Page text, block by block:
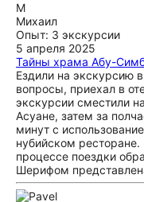
М
Михаил
Опыт: 3 экскурсии
5 апреля 2025
Тайны храма Абу-
Ездили на экскурсию
вопросы, приехал в
экскурсии сместили
Асуане, затем за
минут с
нубийском
процессе поездки
Шерифом